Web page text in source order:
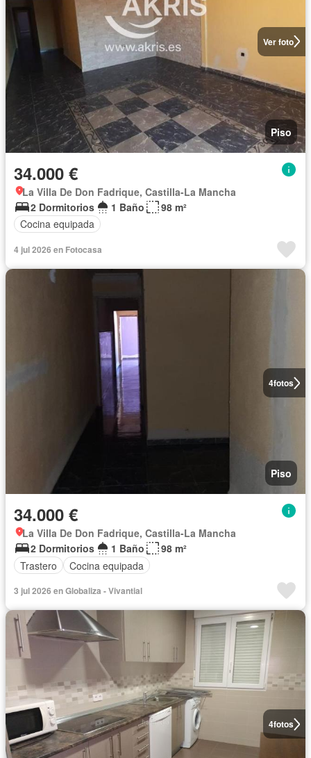
Ver foto
Piso
34.000 €
La Villa De Don Fadrique, Castilla-La Mancha
2 Dormitorios
1 Baño
98 m²
Cocina equipada
4 jul 2026 en Fotocasa
4fotos
Piso
34.000 €
La Villa De Don Fadrique, Castilla-La Mancha
2 Dormitorios
1 Baño
98 m²
Trastero
Cocina equipada
3 jul 2026 en Globaliza - Vivantial
4fotos